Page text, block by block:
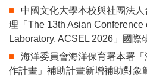
中國文化大學本校與社團法
理「The 13th Asian
Laboratory, ACSEL 2026」國際
海洋委員會海洋保育署本署
作計畫」補助計畫新增補助對象